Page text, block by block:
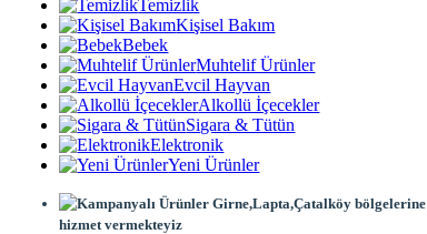
Temizlik
Kişisel Bakım
Bebek
Muhtelif Ürünler
Evcil Hayvan
Alkollü İçecekler
Sigara & Tütün
Elektronik
Yeni Ürünler
Girne,Lapta,Çatalköy bölgelerine
hizmet vermekteyiz